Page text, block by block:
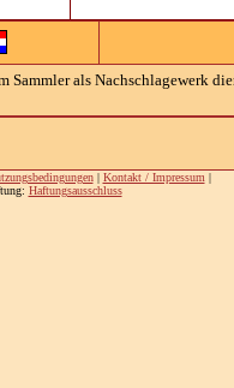
als Nachschlagewerk
| Kontakt / Impressum |
Haftungsausschluss